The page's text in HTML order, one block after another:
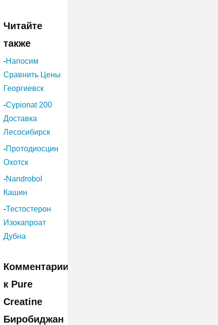
Читайте
также
-Напосим
Сравнить Цены
Георгиевск
-Cypionat 200
Доставка
Лесосибирск
-Протодиосцин
Охотск
-Nandrobol
Кашин
-Тестостерон
Изокапроат
Дубна
Комментарии
к Pure
Creatine
Биробиджан